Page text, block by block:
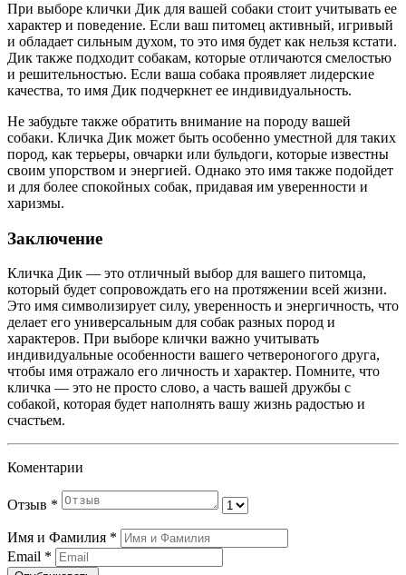
При выборе клички Дик для вашей собаки стоит учитывать ее
характер и поведение. Если ваш питомец активный, игривый
и обладает сильным духом, то это имя будет как нельзя кстати.
Дик также подходит собакам, которые отличаются смелостью
и решительностью. Если ваша собака проявляет лидерские
качества, то имя Дик подчеркнет ее индивидуальность.
Не забудьте также обратить внимание на породу вашей
собаки. Кличка Дик может быть особенно уместной для таких
пород, как терьеры, овчарки или бульдоги, которые известны
своим упорством и энергией. Однако это имя также подойдет
и для более спокойных собак, придавая им уверенности и
харизмы.
Заключение
Кличка Дик — это отличный выбор для вашего питомца,
который будет сопровождать его на протяжении всей жизни.
Это имя символизирует силу, уверенность и энергичность, что
делает его универсальным для собак разных пород и
характеров. При выборе клички важно учитывать
индивидуальные особенности вашего четвероногого друга,
чтобы имя отражало его личность и характер. Помните, что
кличка — это не просто слово, а часть вашей дружбы с
собакой, которая будет наполнять вашу жизнь радостью и
счастьем.
Коментарии
Отзыв *
Имя и Фамилия *
Email *